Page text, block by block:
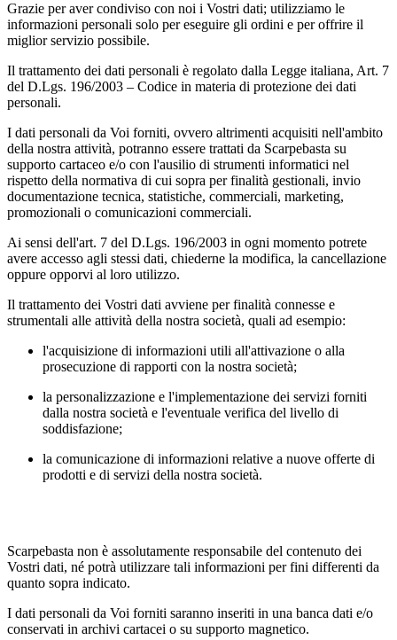
Grazie per aver condiviso con noi i Vostri dati; utilizziamo le
informazioni personali solo per eseguire gli ordini e per offrire il
miglior servizio possibile.
Il trattamento dei dati personali è regolato dalla Legge italiana, Art. 7
del D.Lgs. 196/2003 – Codice in materia di protezione dei dati
personali.
I dati personali da Voi forniti, ovvero altrimenti acquisiti nell'ambito
della nostra attività, potranno essere trattati da Scarpebasta su
supporto cartaceo e/o con l'ausilio di strumenti informatici nel
rispetto della normativa di cui sopra per finalità gestionali, invio
documentazione tecnica, statistiche, commerciali, marketing,
promozionali o comunicazioni commerciali.
Ai sensi dell'art. 7 del D.Lgs. 196/2003 in ogni momento potrete
avere accesso agli stessi dati, chiederne la modifica, la cancellazione
oppure opporvi al loro utilizzo.
Il trattamento dei Vostri dati avviene per finalità connesse e
strumentali alle attività della nostra società, quali ad esempio:
l'acquisizione di informazioni utili all'attivazione o alla
prosecuzione di rapporti con la nostra società;
la personalizzazione e l'implementazione dei servizi forniti
dalla nostra società e l'eventuale verifica del livello di
soddisfazione;
la comunicazione di informazioni relative a nuove offerte di
prodotti e di servizi della nostra società.
Scarpebasta non è assolutamente responsabile del contenuto dei
Vostri dati, né potrà utilizzare tali informazioni per fini differenti da
quanto sopra indicato.
I dati personali da Voi forniti saranno inseriti in una banca dati e/o
conservati in archivi cartacei o su supporto magnetico.